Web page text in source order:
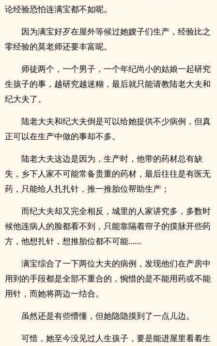
论经验恐怕连满宝都不如呢。
因为满宝好歹在屋外等候过她嫂子们生产，经验比之
零经验的莫老师还要丰富呢。
师徒两个，一个男子，一个年纪尚小的姑娘一起研究
生孩子的事，越研究越迷糊，最后就只能请教陆老大夫和
纪大夫了。
陆老大夫和纪大夫倒是可以给她提供不少病例，但真
正可以在生产中做的事却不多。
陆老大夫这边是因为，生产时，他带的药材总有缺
失，乡下人家不可能常备贵重的药材，最后往往是有医无
药，只能给人扎扎针，推一推胎位帮助生产；
而纪大夫却又完全相反，城里的人家讲究多，多数时
候他连病人的脸都看不到，只能靠隔着帘子的摸脉开些药
方，他想扎针，想推胎位都不可能……
满宝综合了一下两位大夫的病例，发现他们在产房中
用到的手段都是全部不重合的，惋惜的是不能用药或不能
用针，而她将两边一结合。
虽然还是有些懵懂，但她隐隐摸到了一点儿边。
可惜，她至今没见过人生孩子，要是能进屋里看着生